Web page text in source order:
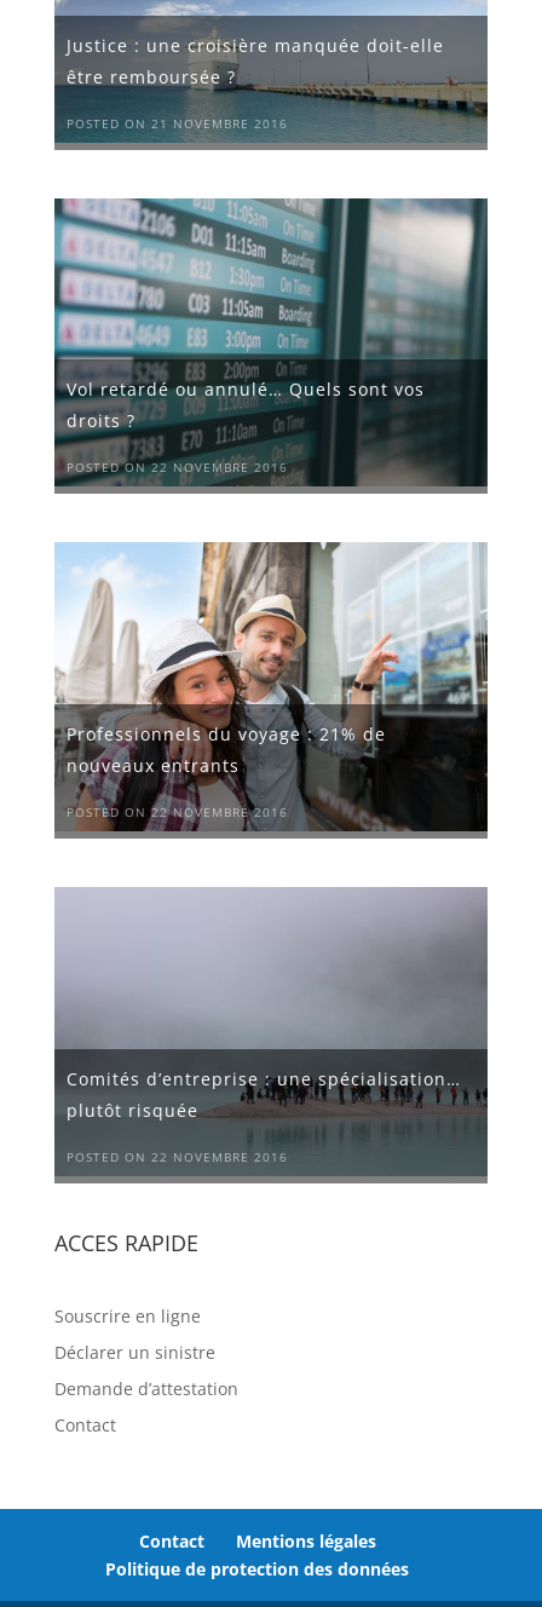
Justice : une croisière manquée doit-elle
être remboursée ?
POSTED ON 21 NOVEMBRE 2016
Vol retardé ou annulé… Quels sont vos
droits ?
POSTED ON 22 NOVEMBRE 2016
Professionnels du voyage : 21% de
nouveaux entrants
POSTED ON 22 NOVEMBRE 2016
Comités d’entreprise : une spécialisation…
plutôt risquée
POSTED ON 22 NOVEMBRE 2016
ACCES RAPIDE
Souscrire en ligne
Déclarer un sinistre
Demande d’attestation
Contact
Contact
Mentions légales
Politique de protection des données